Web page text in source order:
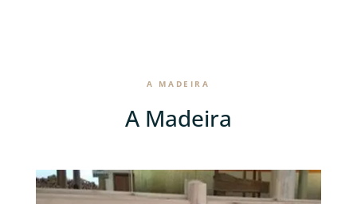
A MADEIRA
A Madeira